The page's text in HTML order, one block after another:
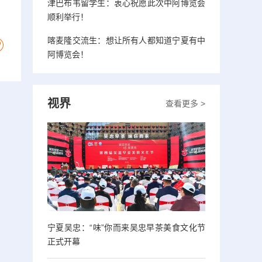
津巴布韦留学生：衷心祝愿此次中阿博览会
顺利举行！
喀麦隆交流生：想让所有人都知道宁夏有中
阿博览会！
查看更多 >
视界
宁夏吴忠：“味”你而来吴忠早茶美食文化节
正式开幕